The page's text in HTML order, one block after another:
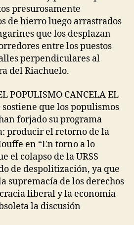
presurosamente
de hierro luego arrastrados
que los desplazan
entre los puestos
perpendiculares al
del Riachuelo.
POPULISMO CANCELA EL
sostiene que los populismos
forjado su programa
producir el retorno de la
en “En torno a lo
el colapso de la URSS
de despolitización, ya que
supremacía de los derechos
liberal y la economía
la discusión